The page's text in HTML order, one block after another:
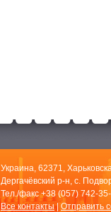
Украина, 62371,
Дергачёвский р-н, с.
Тел./факс+38 (057) 742-
Все контакты| Отправить